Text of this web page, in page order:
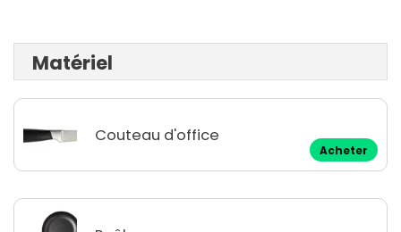
Matériel
Couteau d'office
Acheter